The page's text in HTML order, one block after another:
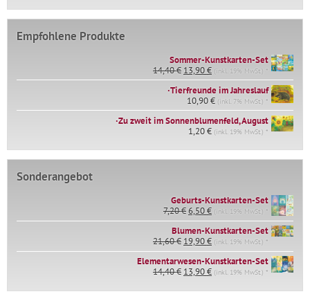
Empfohlene Produkte
Sommer-Kunstkarten-Set
14,40€ Ursprünglicher
Preis
war:
14,40 €
13,90€Aktueller
Preis
ist:
13,90 €.
(inkl. 19% MwSt.) *
∙Tierfreunde im Jahreslauf
10,90€ (inkl. 7% MwSt.) *
∙Zu zweit im Sonnenblumenfeld, August
1,20€ (inkl. 19% MwSt.) *
Sonderangebot
Geburts-Kunstkarten-Set
7,20€Ursprünglicher
Preis
war:
7,20 €
6,50€Aktueller
Preis
ist:
6,50 €.
(inkl. 19% MwSt.) *
Blumen-Kunstkarten-Set
21,60€ Ursprünglicher
Preis
war:
21,60 €
19,90€Aktueller
Preis
ist:
19,90 €.
(inkl. 19% MwSt.) *
Elementarwesen-Kunstkarten-Set
14,40€ Ursprünglicher
war:
13,90€Aktueller
ist:
(inkl. 19% MwSt.) *